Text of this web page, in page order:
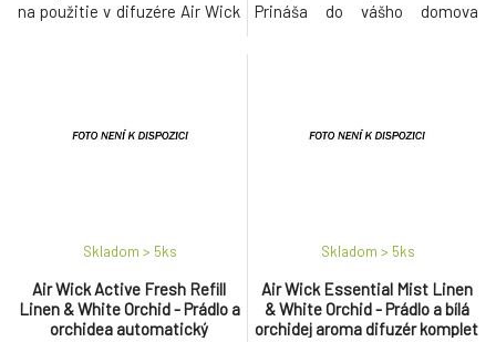
na použitie v difuzére Air Wick
Prináša do vášho domova
Air Wick Active Fresh Refill
Linen & White Orchid - Prádlo a
orchidea automatický
Skladom > 5ks
Air Wick Essential Mist Linen
& White Orchid - Prádlo a bílá
orchidej aroma difuzér komplet
Skladom > 5ks